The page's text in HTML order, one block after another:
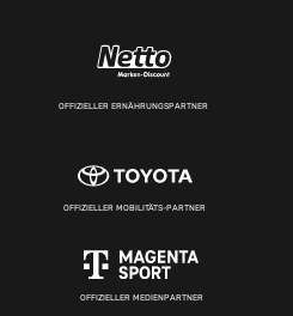
OFFIZIELLER ERNÄHRUNGSPARTNER
OFFIZIELLER MOBILITÄTS-PARTNER
OFFIZIELLER MEDIENPARTNER